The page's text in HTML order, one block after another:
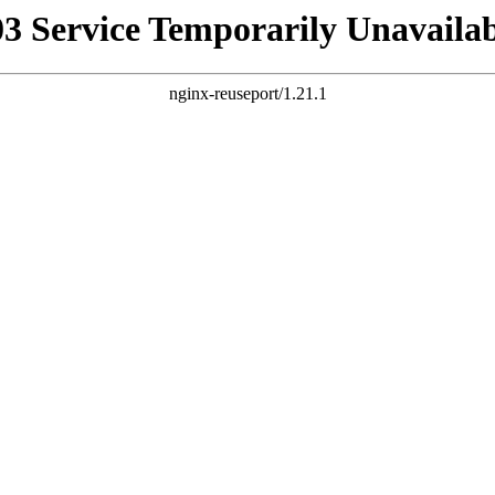
Service Temporarily
nginx-reuseport/1.21.1